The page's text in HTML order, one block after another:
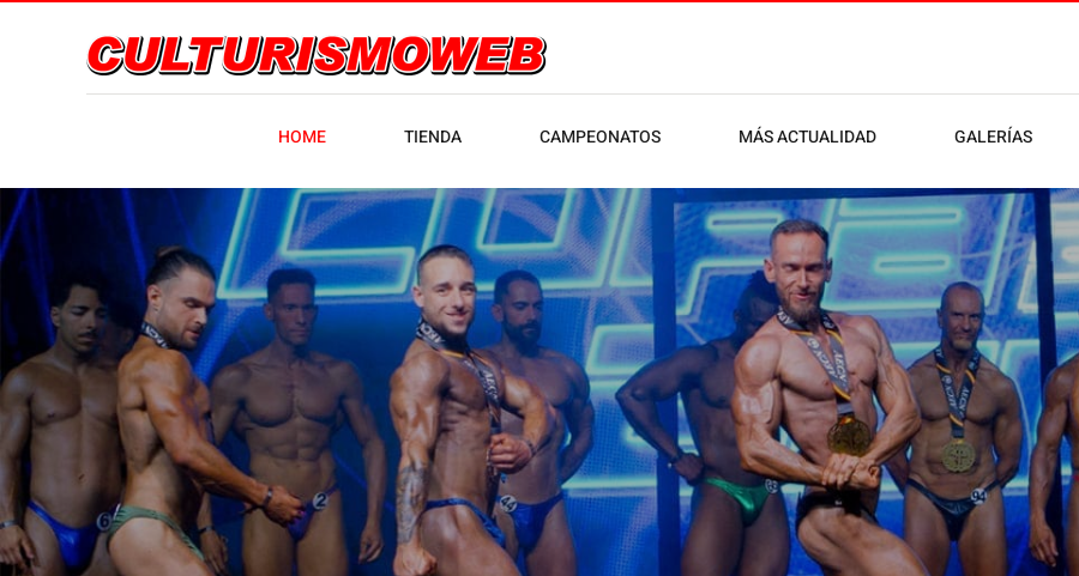
HOME TIENDA CAMPEONATOS MÁS ACTUALIDAD GALERÍAS
Trofeo Ciudad de Jaén AECN 2026